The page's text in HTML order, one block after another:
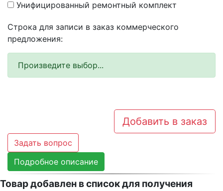
Унифицированный ремонтный комплект
Строка для записи в заказ коммерческого
предложения:
Произведите выбор...
Добавить в заказ
Задать вопрос
Подробное описание
Товар добавлен в список для получения